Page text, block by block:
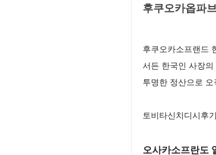
후쿠오카옵파
후쿠오카소프랜드
서든 한국인 사장
투명한 정산으로
토비타신치디시후
오사카소프란도